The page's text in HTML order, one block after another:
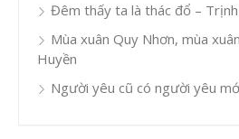
Đêm thấy ta là thác đổ – Trịnh
Mùa xuân Quy Nhơn, mùa
Huyền
Người yêu cũ có người yêu